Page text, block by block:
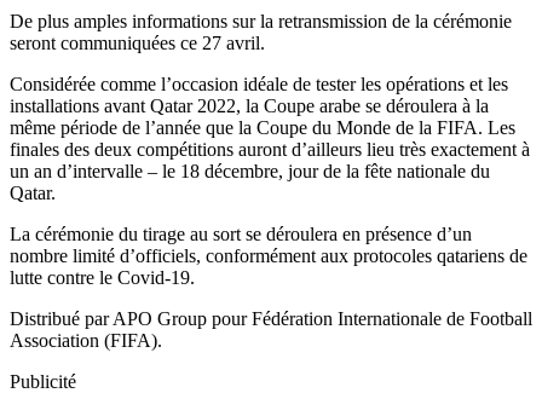
De plus amples informations sur la retransmission de la cérémonie
seront communiquées ce 27 avril.
Considérée comme l’occasion idéale de tester les opérations et les
installations avant Qatar 2022, la Coupe arabe se déroulera à la
même période de l’année que la Coupe du Monde de la FIFA. Les
finales des deux compétitions auront d’ailleurs lieu très exactement à
un an d’intervalle – le 18 décembre, jour de la fête nationale du
Qatar.
La cérémonie du tirage au sort se déroulera en présence d’un
nombre limité d’officiels, conformément aux protocoles qatariens de
lutte contre le Covid-19.
Distribué par APO Group pour Fédération Internationale de Football
Association (FIFA).
Publicité